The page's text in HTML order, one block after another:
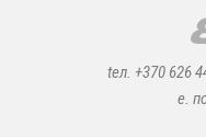
tел. +370 626
e.